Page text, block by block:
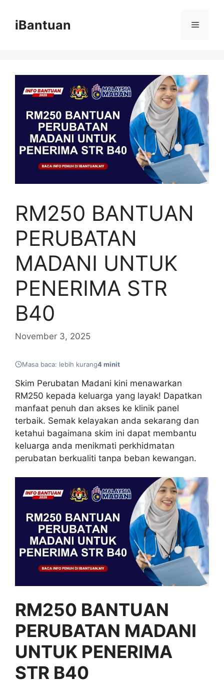
contentiBantuan Menu
RM250 BANTUAN
PERUBATAN
MADANI UNTUK
PENERIMA STR
B40
November 3, 2025
Masa baca: lebih kurang4 minit
Skim Perubatan Madani kini menawarkan
RM250 kepada keluarga yang layak! Dapatkan
manfaat penuh dan akses ke klinik panel
terbaik. Semak kelayakan anda sekarang dan
ketahui bagaimana skim ini dapat membantu
keluarga anda menikmati perkhidmatan
perubatan berkualiti tanpa beban kewangan.
RM250 BANTUAN
PERUBATAN MADANI
UNTUK PENERIMA
STR B40